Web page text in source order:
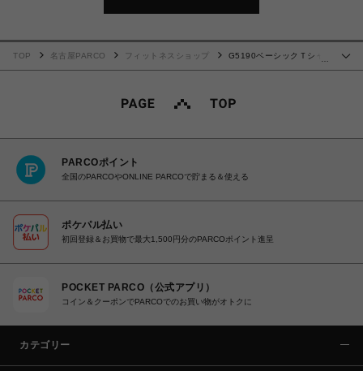
TOP 名古屋PARCO フィットネスショップ
G5190ベーシックＴシャ
PARCOポイント
全国のPARCOやONLINE PARCOで貯まる＆使える
ポケパル払い
初回登録＆お買物で最大1,500円分のPARCOポイント進呈
POCKET PARCO（公式アプリ）
コイン＆クーポンでPARCOでのお買い物がオトクに
カテゴリー